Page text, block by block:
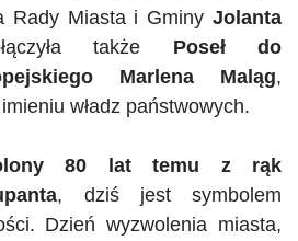
Rady Miasta i Gminy Jolanta
także Poseł do
Marlena Maląg,
władz państwowych.
80 lat temu z rąk
, dziś jest symbolem
Dzień wyzwolenia miasta,